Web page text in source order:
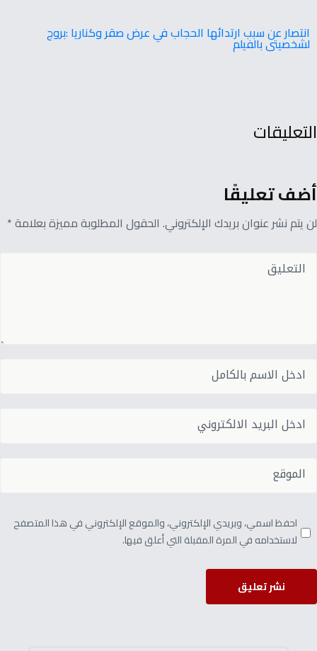
انتصار عن سبب ارتدائها الحجاب في عرض صقر وكناريا :بروج
لشخصيتى بالفيلم
التعليقات
أضف تعليقًا
لن يتم نشر عنوان بريدك الإلكتروني. الحقول المطلوبة مميزة بعلامة *
احفظ اسمي، وبريدي الإلكتروني، والموقع الإلكتروني في هذا المتصفح
لاستخدامه في المرة المقبلة التي أعلق فيها.
نشر تعليق